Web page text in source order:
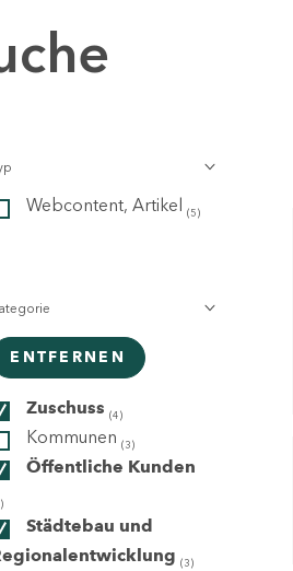
Webcontent, Artikel (5)
ENTFERNEN
Zuschuss (4)
Kommunen (3)
Öffentliche Kunden
Städtebau und
(3)